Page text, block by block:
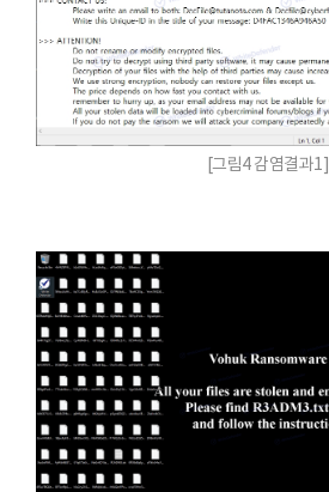
[그림4 감염결과1]